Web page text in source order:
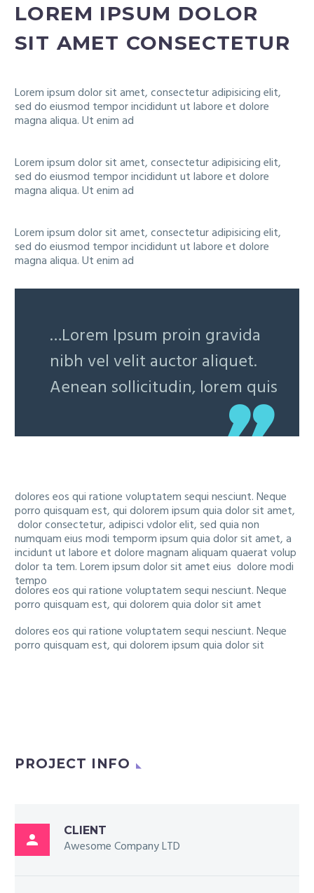
LOREM IPSUM DOLOR
SIT AMET CONSECTETUR
Lorem ipsum dolor sit amet, consectetur adipisicing elit,
sed do eiusmod tempor incididunt ut labore et dolore
magna aliqua. Ut enim ad
Lorem ipsum dolor sit amet, consectetur adipisicing elit,
sed do eiusmod tempor incididunt ut labore et dolore
magna aliqua. Ut enim ad
Lorem ipsum dolor sit amet, consectetur adipisicing elit,
sed do eiusmod tempor incididunt ut labore et dolore
magna aliqua. Ut enim ad
…Lorem Ipsum proin gravida
nibh vel velit auctor aliquet.
Aenean sollicitudin, lorem quis
dolores eos qui ratione voluptatem sequi nesciunt. Neque
porro quisquam est, qui dolorem ipsum quia dolor sit amet,
dolor consectetur, adipisci vdolor elit, sed quia non
numquam eius modi temporm ipsum quia dolor sit amet, a
incidunt ut labore et dolore magnam aliquam quaerat volup
dolor ta tem. Lorem ipsum dolor sit amet eius dolore modi
tempo
dolores eos qui ratione voluptatem sequi nesciunt. Neque
porro quisquam est, qui dolorem quia dolor sit amet
dolores eos qui ratione voluptatem sequi nesciunt. Neque
porro quisquam est, qui dolorem ipsum quia dolor sit
PROJECT INFO

CLIENT
Awesome Company LTD